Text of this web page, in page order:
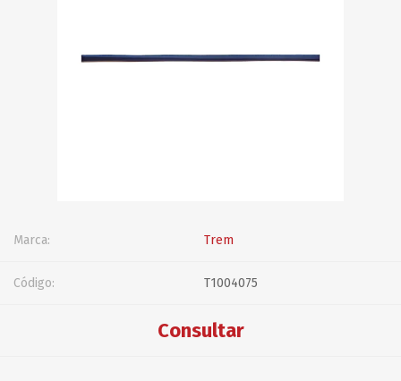
Marca: Trem
Código: T1004075
Consultar